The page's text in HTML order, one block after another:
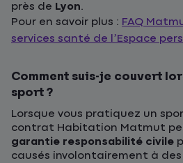
près de Lyon.
Pour en savoir plus : FAQ
services santé de l’Espace
Comment suis-je couvert
sport ?
Lorsque vous pratiquez un
contrat Habitation Matmut
garantie responsabilité civile
causés involontairement à